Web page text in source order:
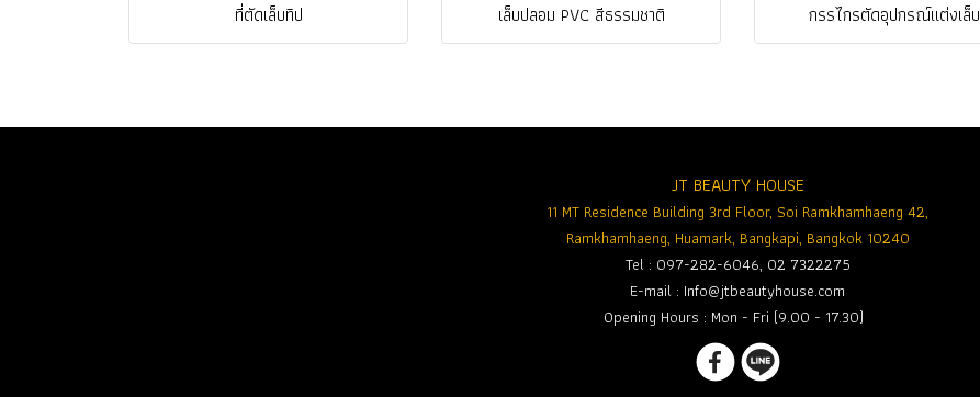
ที่ตัดเล็บทิป เล็บปลอม PVC สีธรรมชาติ กรรไกรตัดอุปกรณ์แต่งเล็บ
JT BEAUTY HOUSE
11 MT Residence Building 3rd Floor, Soi Ramkhamhaeng 42,
Ramkhamhaeng, Huamark, Bangkapi, Bangkok 10240
Tel : 097-282-6046, 02 7322275
E-mail : Info@jtbeautyhouse.com
Opening Hours : Mon - Fri (9.00 - 17.30)